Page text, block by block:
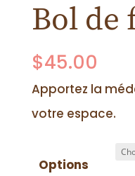
Bol de
$45.00
Apportez la
votre espace.
Options